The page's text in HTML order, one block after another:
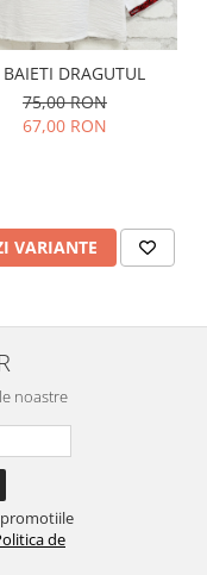
BAIETI DRAGUTUL
75,00 RON
67,00 RON
VARIANTE
noastre
de